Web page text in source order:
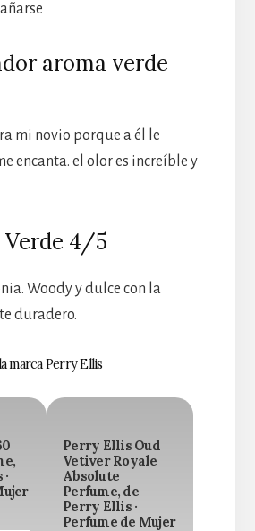
aroma verde
mi novio porque a él le
encanta. el olor es increíble y
4/5
Woody y dulce con la
duradero.
marca Perry Ellis
Perry Ellis Oud
Vetiver Royale
Absolute
Perfume, de
Perry Ellis ·
Perfume de Mujer